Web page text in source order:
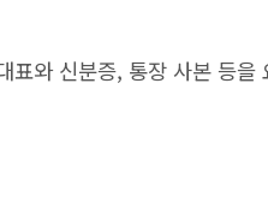
표와 신분증, 통장 사본 등